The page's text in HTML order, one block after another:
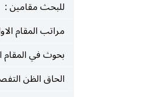
بحوث في المقام الثاني
الحاق الظن التفصيلي بالعلم